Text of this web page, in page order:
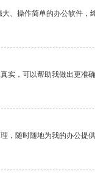
、操作简单的办公软件，
实，可以帮助我做出更准确
，随时随地为我的办公提供